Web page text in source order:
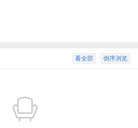
倒序浏览
看全部